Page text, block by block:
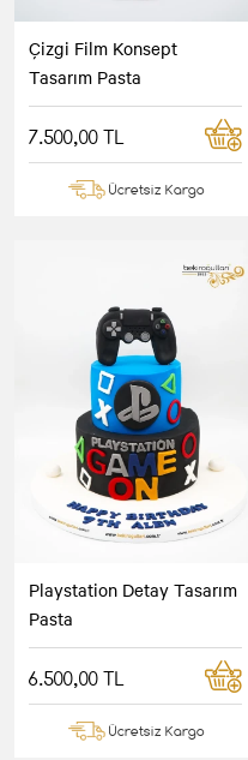
Çizgi Film Konsept
Tasarım Pasta
7.500,00 TL
Ücretsiz Kargo
Playstation Detay Tasarım
Pasta
6.500,00 TL
Ücretsiz Kargo